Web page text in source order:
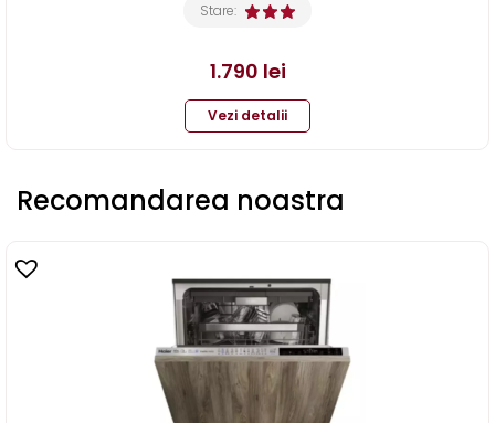
Stare:
1.790 lei
Vezi detalii
Recomandarea noastra